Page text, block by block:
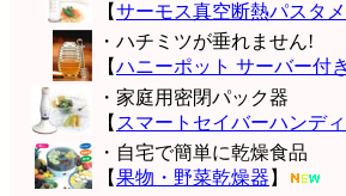
【サーモス真空断熱パスタ
・ハチミツが垂れません!
【ハニーポット サーバー付き
・家庭用密閉パック器
【 スマートセイバーハンデ
・自宅で簡単に乾燥食品
【果物・野菜乾燥器 】